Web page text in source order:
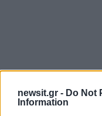
newsit.gr - Do Not
Information